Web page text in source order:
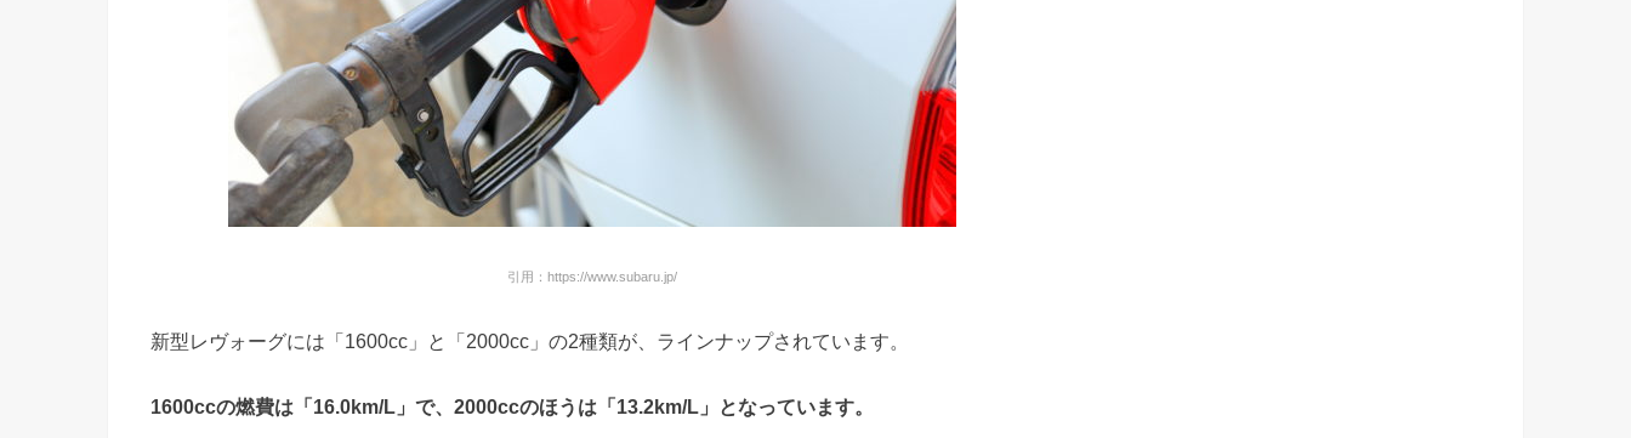
引用：https://www.subaru.jp/
新型レヴォーグには「1600cc」と「2000cc」の2種類が、ラインナップされています。
1600ccの燃費は「16.0km/L」で、2000ccのほうは「13.2km/L」となっています。